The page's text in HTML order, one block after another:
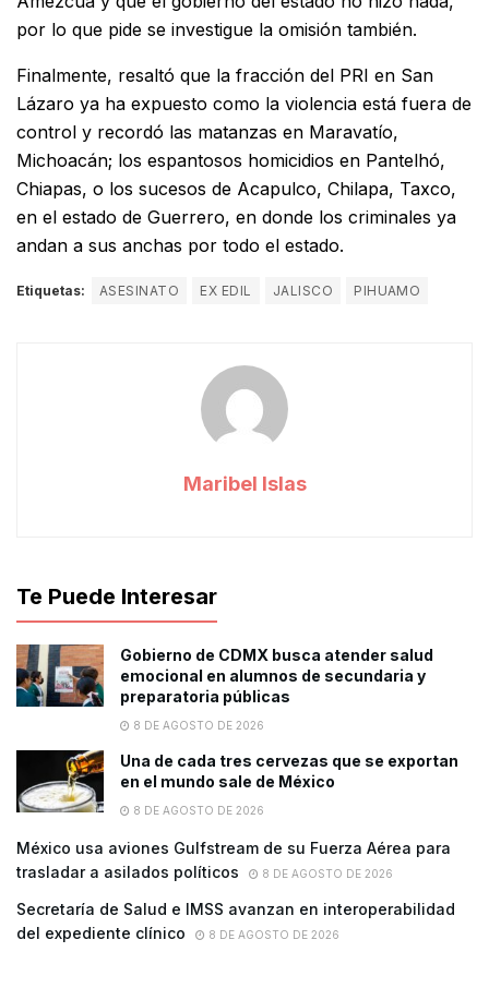
por lo que pide se investigue la omisión también.
Finalmente, resaltó que la fracción del PRI en San
Lázaro ya ha expuesto como la violencia está fuera de
control y recordó las matanzas en Maravatío,
Michoacán; los espantosos homicidios en Pantelhó,
Chiapas, o los sucesos de Acapulco, Chilapa, Taxco,
en el estado de Guerrero, en donde los criminales ya
andan a sus anchas por todo el estado.
Etiquetas: ASESINATO EX EDIL JALISCO PIHUAMO
Maribel Islas
Te Puede Interesar
Gobierno de CDMX busca atender salud
emocional en alumnos de secundaria y
preparatoria públicas
8 DE AGOSTO DE 2026
Una de cada tres cervezas que se exportan
en el mundo sale de México
8 DE AGOSTO DE 2026
México usa aviones Gulfstream de su Fuerza Aérea para
trasladar a asilados políticos
8 DE AGOSTO DE 2026
Secretaría de Salud e IMSS avanzan en interoperabilidad
del expediente clínico
8 DE AGOSTO DE 2026